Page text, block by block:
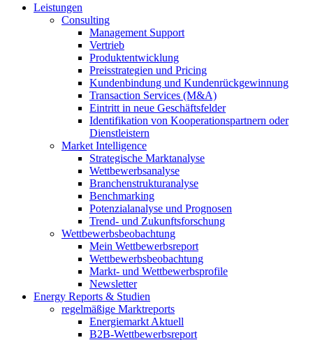
Leistungen
Consulting
Management Support
Vertrieb
Produktentwicklung
Preisstrategien und Pricing
Kundenbindung und Kundenrückgewinnung
Transaction Services (M&A)
Eintritt in neue Geschäftsfelder
Identifikation von Kooperationspartnern oder
Dienstleistern
Market Intelligence
Strategische Marktanalyse
Wettbewerbsanalyse
Branchenstrukturanalyse
Benchmarking
Potenzialanalyse und Prognosen
Trend- und Zukunftsforschung
Wettbewerbs­beobachtung
Mein Wettbewerbsreport
Wettbewerbsbeobachtung
Markt- und Wettbewerbsprofile
Newsletter
Energy Reports & Studien
regelmäßige Marktreports
Energiemarkt Aktuell
B2B-Wettbewerbsreport